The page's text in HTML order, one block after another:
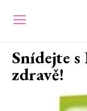
Snídejte s
zdravě!